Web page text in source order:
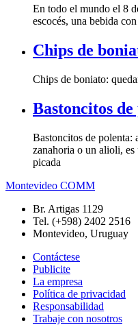
En todo el mundo el 8
escocés, una bebida
Chips de
Chips de boniato:
Bastoncitos
Bastoncitos de polenta:
zanahoria o un alioli, es
picada
Montevideo COMM
Br. Artigas 1129
Tel. (+598) 2402 2516
Montevideo, Uruguay
Contáctese
Publicite
La empresa
Política de privacidad
Responsabilidad
Trabaje con nosotros